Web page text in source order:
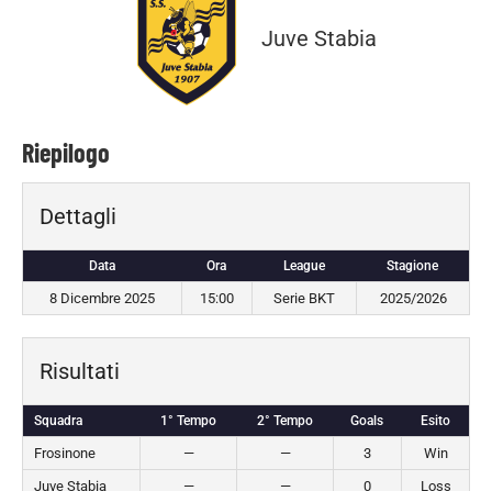
Juve Stabia
Riepilogo
Dettagli
Data Ora League Stagione
8 Dicembre 2025 15:00 Serie BKT 2025/2026
Risultati
Squadra 1° Tempo 2° Tempo Goals Esito
Frosinone — — 3
Win
Juve Stabia
— — 0 Loss